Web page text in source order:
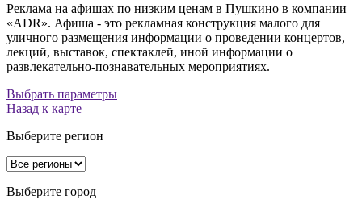
Реклама на афишах по низким ценам в Пушкино в компании
«ADR». Афиша - это рекламная конструкция малого для
уличного размещения информации о проведении концертов,
лекций, выставок, спектаклей, иной информации о
развлекательно-познавательных мероприятиях.
Выбрать параметры
Назад к карте
Выберите регион
Выберите город